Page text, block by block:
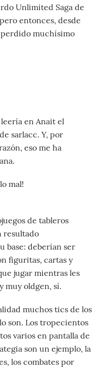
Unlimited Saga de
entonces, desde
muchísimo
en Anait el
sarlacc. Y, por
eso me ha
mal!
de tableros
resultado
base: deberían ser
figuritas, cartas y
jugar mientras les
muy oldgen, sí.
muchos tics de los
son. Los tropecientos
varios en pantalla de
son un ejemplo, la
los combates por